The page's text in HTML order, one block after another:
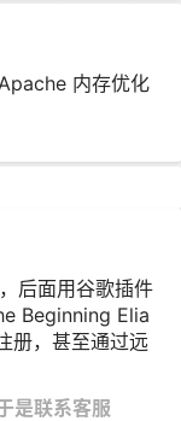
内存优化
后面用谷歌插件
Beginning Elia
册，甚至通过远
是联系客服